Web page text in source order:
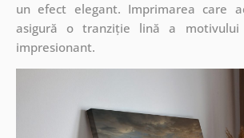
un efect elegant. Imprimarea care
asigură o tranziție lină a
impresionant.